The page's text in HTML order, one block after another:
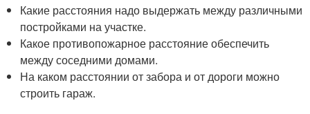
Какие расстояния надо выдержать между различными
постройками на участке.
Какое противопожарное расстояние обеспечить
между соседними домами.
На каком расстоянии от забора и от дороги можно
строить гараж.